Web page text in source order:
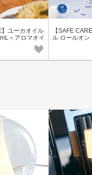
】ユーカオイル
＜アロマオイ
【SAFE
ル ロールオ